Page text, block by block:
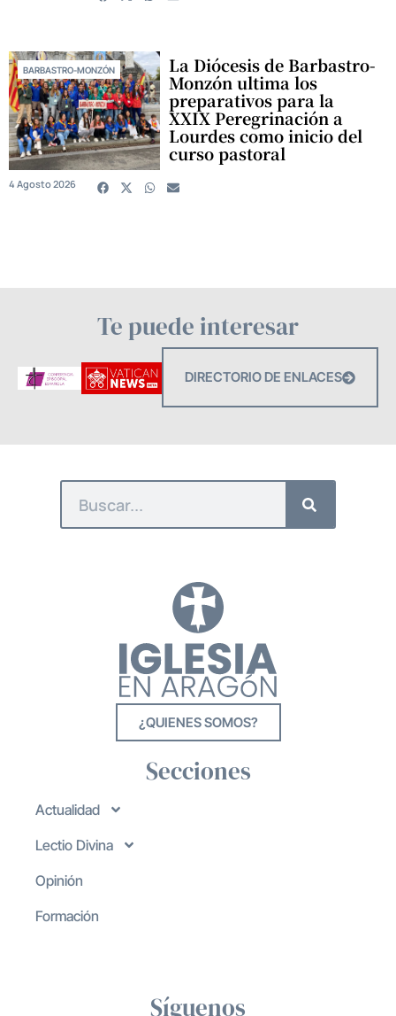
BARBASTRO-MONZÓN La Diócesis de Barbastro-
Monzón ultima los
preparativos para la
XXIX Peregrinación a
Lourdes como inicio del
curso pastoral
4 Agosto 2026
Te puede interesar
DIRECTORIO DE ENLACES
¿QUIENES SOMOS?
Secciones
Actualidad
Lectio Divina
Opinión
Formación
Síguenos